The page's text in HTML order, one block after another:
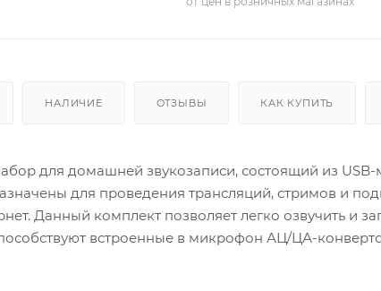
НАЛИЧИЕ ОТЗЫВЫ КАК КУПИТЬ
для домашней звукозаписи, состоящий из
для проведения трансляций, стримов и
Данный комплект позволяет легко озвучить и
встроенные в микрофон АЦ/ЦА-